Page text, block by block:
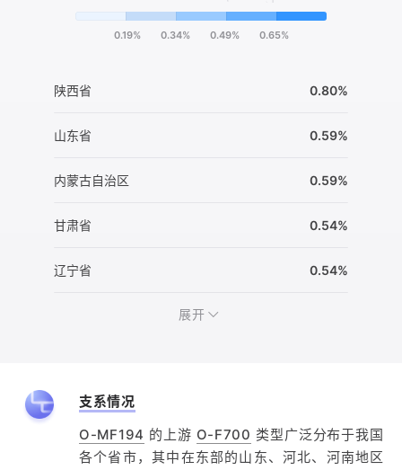
0.19% 0.34% 0.49% 0.65%
陕西省 0.80%
山东省 0.59%
内蒙古自治区 0.59%
甘肃省 0.54%
辽宁省 0.54%
展开
支系情况
O-MF194 的上游 O-F700 类型广泛分布于我国
各个省市，其中在东部的山东、河北、河南地区